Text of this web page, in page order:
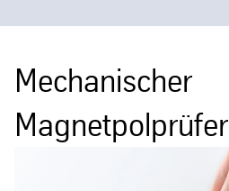
Mechanischer
Magnetpolprüfer